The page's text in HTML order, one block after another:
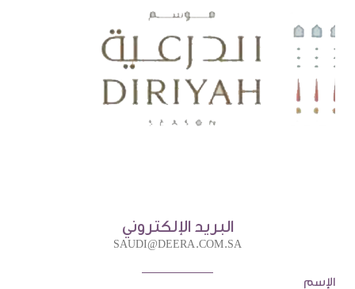
البريد الإلكتروني
SAUDI@DEERA.COM.SA
الإسم